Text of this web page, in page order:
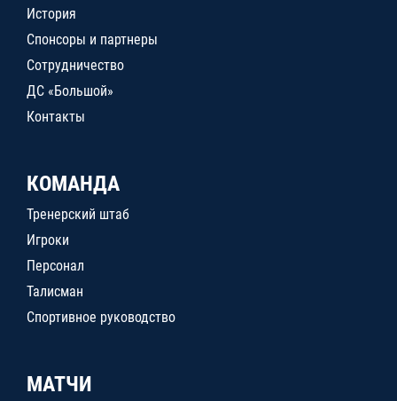
История
Спонсоры и партнеры
Сотрудничество
ДС «Большой»
Контакты
КОМАНДА
Тренерский штаб
Игроки
Персонал
Талисман
Спортивное руководство
МАТЧИ